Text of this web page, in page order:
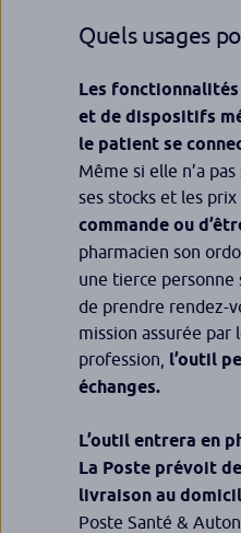
Quels usages
Les fonctionnalités
et de dispositifs
le patient se
Même si elle n’a
ses stocks et les
commande ou
pharmacien son
une tierce personne
de prendre rendez-
mission assurée
profession, l’outil
échanges.
L’outil entrera en
La Poste prévoit
livraison au
Poste Santé &